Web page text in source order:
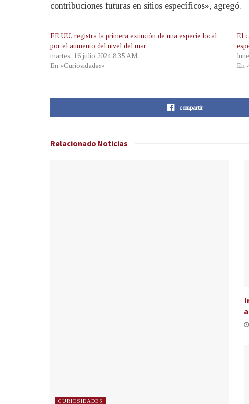
contribuciones futuras en sitios específicos», agregó.
EE.UU. registra la primera extinción de una especie local
por el aumento del nivel del mar
martes, 16 julio 2024 8:35 AM
En «Curiosidades»
El
En
compartir
Relacionado Noticias
CURIOSIDADES